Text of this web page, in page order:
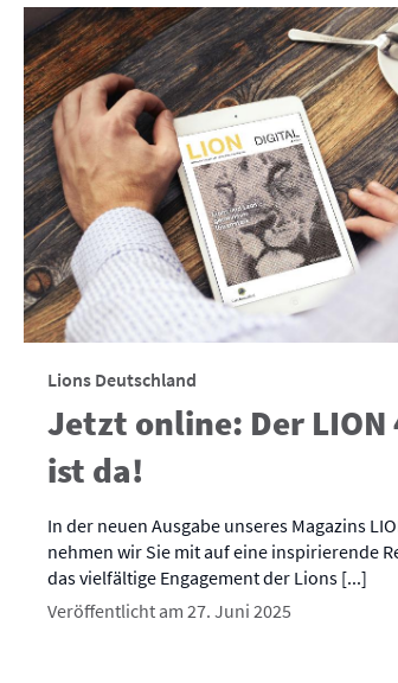
Lions Deutschland
Jetzt online: Der LION
ist da!
In der neuen Ausgabe unseres Magazins
nehmen wir Sie mit auf eine inspirierende
das vielfältige Engagement der Lions [...]
Veröffentlicht am 27. Juni 2025